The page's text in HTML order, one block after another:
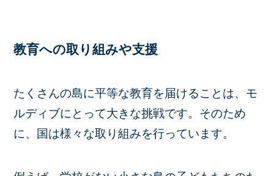
教育への取り組みや支援
たくさんの島に平等な教育を届けることは、モ
ルディブにとって大きな挑戦です。そのため
に、国は様々な取り組みを行っています。